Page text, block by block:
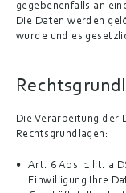
gegebenenfalls an
Die Daten werden
wurde und es
Die Verarbeitung der
Rechtsgrundlagen:
Art. 6 Abs. 1 lit. a
Einwilligung Ihre